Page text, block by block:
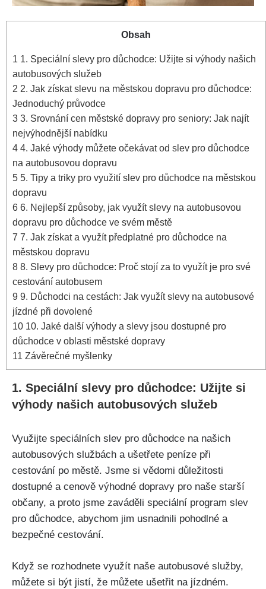
Obsah
1 1. Speciální slevy pro důchodce: Užijte si výhody našich
autobusových služeb
2 2. Jak získat slevu na městskou dopravu pro důchodce:
Jednoduchý průvodce
3 3. Srovnání cen městské dopravy pro seniory: Jak najít
nejvýhodnější nabídku
4 4. Jaké výhody můžete očekávat od slev pro důchodce
na autobusovou dopravu
5 5. Tipy a triky pro využití slev pro důchodce na městskou
dopravu
6 6. Nejlepší způsoby, jak využít slevy na autobusovou
dopravu pro důchodce ve svém městě
7 7. Jak získat a využít předplatné pro důchodce na
městskou dopravu
8 8. Slevy pro důchodce: Proč stojí za to využít je pro své
cestování autobusem
9 9. Důchodci na cestách: Jak využít slevy na autobusové
jízdné při dovolené
10 10. Jaké další výhody a slevy jsou dostupné pro
důchodce v oblasti městské dopravy
11 Závěrečné myšlenky
1. Speciální slevy pro důchodce: Užijte si
výhody našich autobusových služeb
Využijte speciálních slev pro důchodce na našich
autobusových službách a ušetřete peníze při
cestování po městě. Jsme si vědomi důležitosti
dostupné a cenově výhodné dopravy pro naše starší
občany, a proto jsme zaváděli speciální program slev
pro důchodce, abychom jim usnadnili pohodlné a
bezpečné cestování.
Když se rozhodnete využít naše autobusové služby,
můžete si být jistí, že můžete ušetřit na jízdném.